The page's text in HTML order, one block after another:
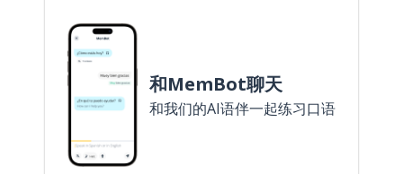
和MemBot聊天
和我们的AI语伴一起练习口语